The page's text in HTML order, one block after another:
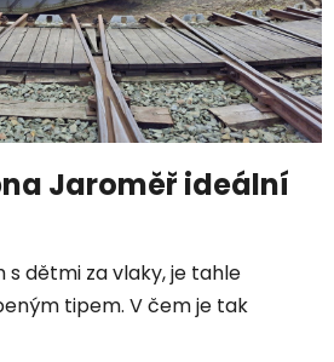
Jaroměř ideální
s dětmi za vlaky, je tahle
tipem. V čem je tak